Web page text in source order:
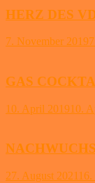
HERZ DES
7. November 2019
GAS
10. April 201910.
27. August 2021 16.